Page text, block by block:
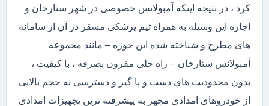
کرد ، در نتیجه اینکه آمبولانس خصوصی در شهر ستارخان و
اجاره این وسیله به همراه تیم پزشکی مسقر در آن از سامانه
های مطرح و شناخته شده این حوزه – مانند مجموعه
آمبولانس ستارخان – راه حلی مقرون بصرفه ، با کیفیت ،
بدون محدودیت های دست و پا گیر و دسترسی به حجم بالایی
از خودروهای امدادی مجهز به پیشرفته ترین تجهیزات امدادی